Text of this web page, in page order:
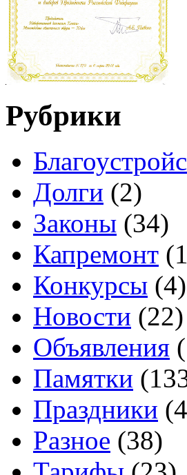
Рубрики
Долги (2)
Законы (34)
Капремонт
Конкурсы (4)
Новости (22)
Объявления
Памятки
Праздники
Разное (38)